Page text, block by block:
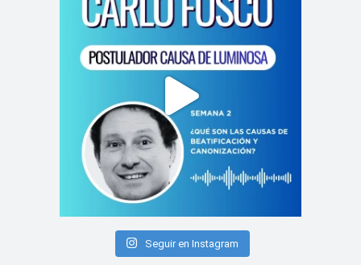
Seguir en Instagram